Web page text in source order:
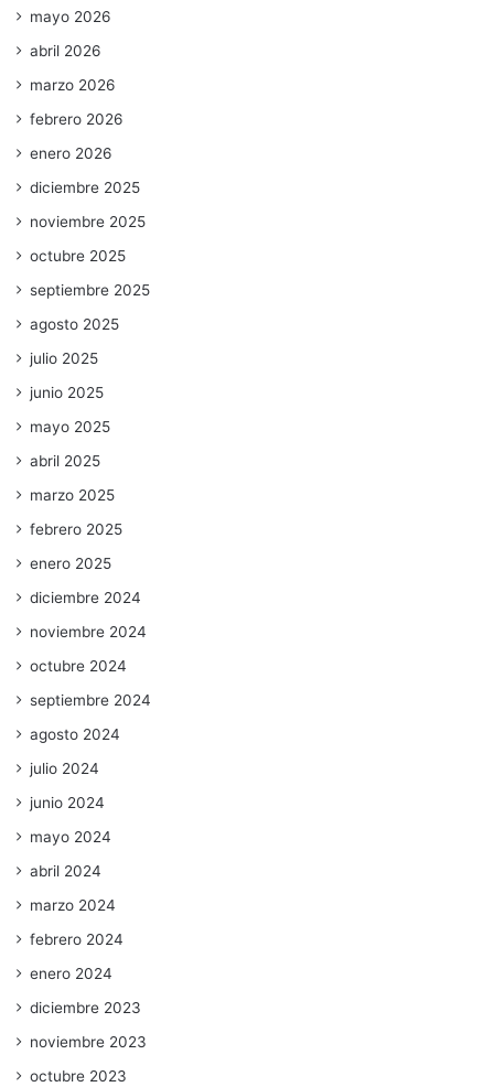
mayo 2026
abril 2026
marzo 2026
febrero 2026
enero 2026
diciembre 2025
noviembre 2025
octubre 2025
septiembre 2025
agosto 2025
julio 2025
junio 2025
mayo 2025
abril 2025
marzo 2025
febrero 2025
enero 2025
diciembre 2024
noviembre 2024
octubre 2024
septiembre 2024
agosto 2024
julio 2024
junio 2024
mayo 2024
abril 2024
marzo 2024
febrero 2024
enero 2024
diciembre 2023
noviembre 2023
octubre 2023